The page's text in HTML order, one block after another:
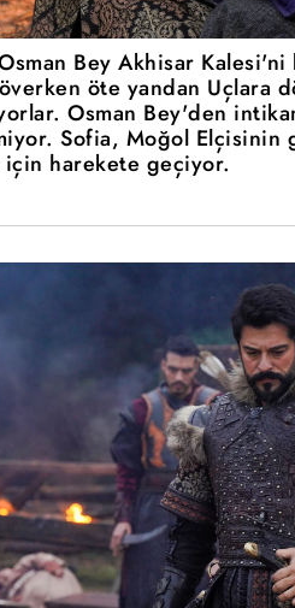
Bey Akhisar Kalesi'ni
öte yandan Uçlara
Osman Bey'den
Sofia, Moğol Elçisinin
harekete geçiyor.